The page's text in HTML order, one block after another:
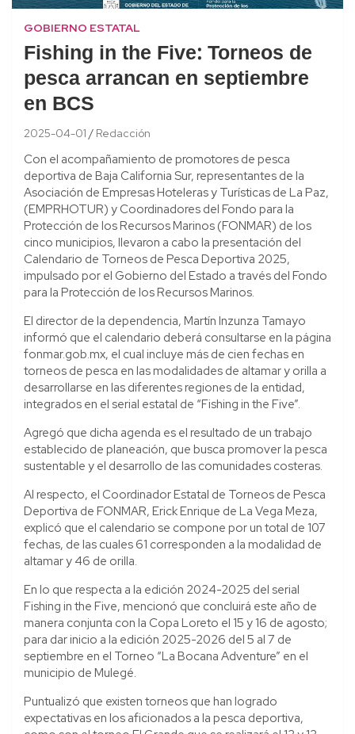
GOBIERNO ESTATAL
Fishing in the Five: Torneos de
pesca arrancan en septiembre
en BCS
2025-04-01 Redacción
Con el acompañamiento de promotores de pesca
deportiva de Baja California Sur, representantes de la
Asociación de Empresas Hoteleras y Turísticas de La Paz,
(EMPRHOTUR) y Coordinadores del Fondo para la
Protección de los Recursos Marinos (FONMAR) de los
cinco municipios, llevaron a cabo la presentación del
Calendario de Torneos de Pesca Deportiva 2025,
impulsado por el Gobierno del Estado a través del Fondo
para la Protección de los Recursos Marinos.
El director de la dependencia, Martín Inzunza Tamayo
informó que el calendario deberá consultarse en la página
fonmar.gob.mx, el cual incluye más de cien fechas en
torneos de pesca en las modalidades de altamar y orilla a
desarrollarse en las diferentes regiones de la entidad,
integrados en el serial estatal de “Fishing in the Five”.
Agregó que dicha agenda es el resultado de un trabajo
establecido de planeación, que busca promover la pesca
sustentable y el desarrollo de las comunidades costeras.
Al respecto, el Coordinador Estatal de Torneos de Pesca
Deportiva de FONMAR, Erick Enrique de La Vega Meza,
explicó que el calendario se compone por un total de 107
fechas, de las cuales 61 corresponden a la modalidad de
altamar y 46 de orilla.
En lo que respecta a la edición 2024-2025 del serial
Fishing in the Five, mencionó que concluirá este año de
manera conjunta con la Copa Loreto el 15 y 16 de agosto;
para dar inicio a la edición 2025-2026 del 5 al 7 de
septiembre en el Torneo “La Bocana Adventure” en el
municipio de Mulegé.
Puntualizó que existen torneos que han logrado
expectativas en los aficionados a la pesca deportiva,